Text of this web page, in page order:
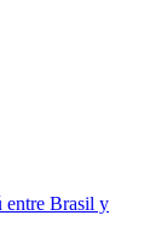
entre Brasil y